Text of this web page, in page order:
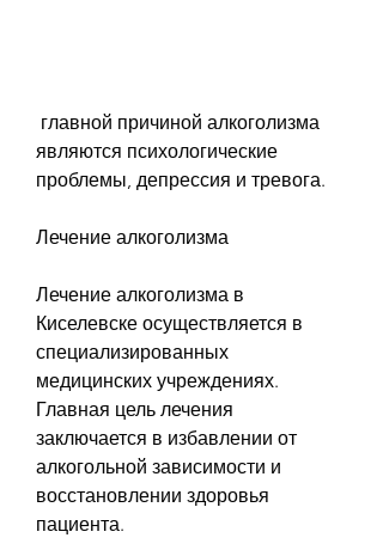
являются психологические
проблемы, депрессия и тревога.
Лечение алкоголизма
Лечение алкоголизма в
Киселевске осуществляется в
специализированных
медицинских учреждениях.
Главная цель лечения
заключается в избавлении от
алкогольной зависимости и
восстановлении здоровья
пациента.